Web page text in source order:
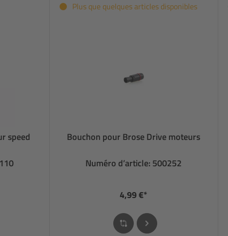
speed
Plus que quelques articles disponibles
Bouchon pour Brose Drive moteurs
Numéro d’article: 500252
4,99 €*